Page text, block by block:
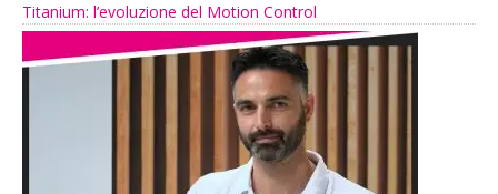
Titanium: l’evoluzione del Motion Control